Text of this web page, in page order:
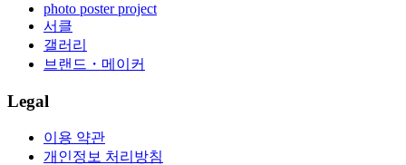
photo poster project
서클
갤러리
브랜드・메이커
Legal
이용 약관
개인정보 처리방침